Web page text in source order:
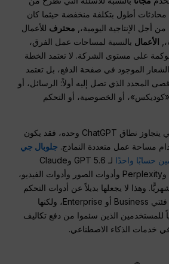
محادثات أطول بتكلفة منخفضة حيثما كان
من أجل الإنتاجية اليومية،, محترف للأعمال
الأعمال بالنسبة لمساحات عمل الفرق،
على مستوى الشركة. لا تعتمد الخطة
الموجود في صفحة الدفع، بل تعتمد
المحدد الذي تصل إليه أولاً: الرسائل، أو
«كوديكس»، أو الخصوصية، أو التحكم
إذا كان سير عملك الفعلي يتجاوز نطاق ChatGPT وحده، فقد يكون
مساحة عمل متعددة النماذج. جلوبال جي
حسابًا واحدًا
لـ GPT 5.6 وClaude
Opus 4.5 وGemini 3.5 وPerplexity وأدوات الصور وأدوات الفيديو،
باقات تبدأ من $5.8 شهريًّا. وهذا لا يجعلها بديلاً عن أدوات التحكم
الرسمية لـ OpenAI في فئتي Business أو Enterprise، ولكنها
للمستخدمين الذين سئموا من دفع تكاليف
خدمات الذكاء الاصطناعي.